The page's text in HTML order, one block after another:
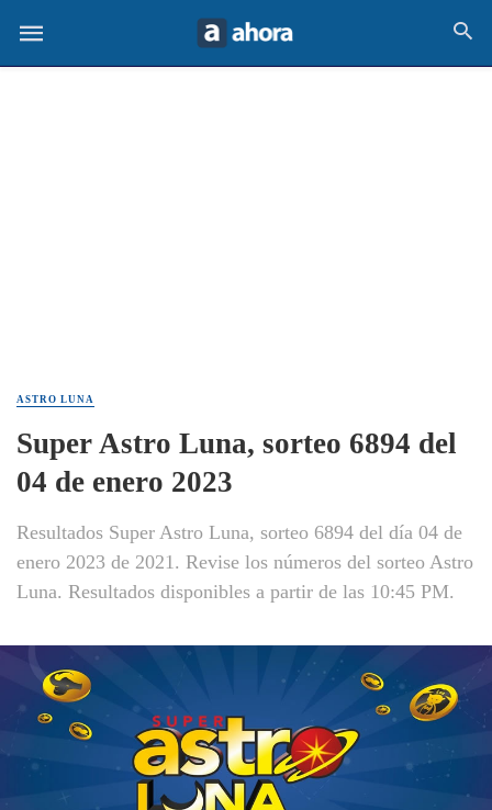
ASTRO LUNA
Super Astro Luna, sorteo 6894 del
04 de enero 2023
Resultados Super Astro Luna, sorteo 6894 del día 04 de
enero 2023 de 2021. Revise los números del sorteo Astro
Luna. Resultados disponibles a partir de las 10:45 PM.